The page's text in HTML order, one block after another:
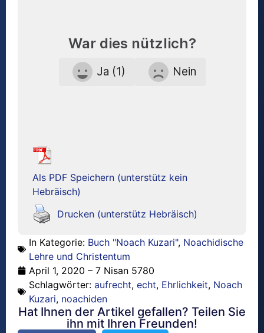
War dies nützlich?
Ja (1) Nein
Als PDF Speichern (unterstütz kein
Hebräisch)
Drucken (unterstütz Hebräisch)
In Kategorie: Buch "Noach Kuzari", Noachidische
Lehre und Christentum
April 1, 2020 – 7 Nisan 5780
Schlagwörter: aufrecht, echt, Ehrlichkeit, Noach
Kuzari, noachiden
Hat Ihnen der Artikel gefallen? Teilen Sie
ihn mit Ihren Freunden!